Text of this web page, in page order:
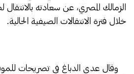
الزمالك المصري، عن سعادته
خلال فترة الانتقالات الصيفية الحالية.
وقال عدي الدباغ في تصريحات